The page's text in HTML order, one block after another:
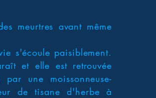
meurtres avant même
s'écoule paisiblement.
et elle est retrouvée
une moissonneuse-
de tisane d'herbe à